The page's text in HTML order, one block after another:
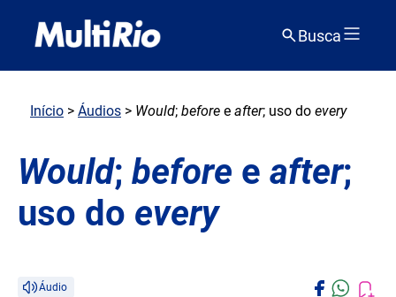
Busca
Início > Áudios > Would; before e after; uso do every
Would; before e after;
uso do every
Áudio